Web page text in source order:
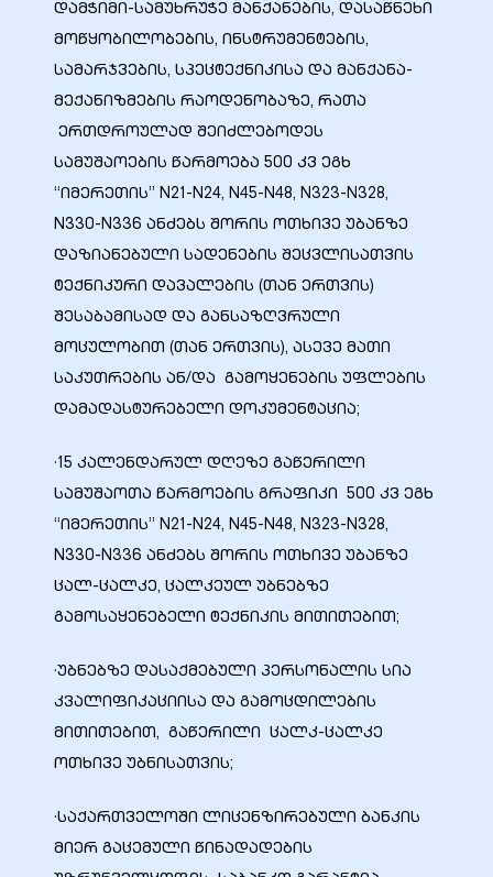
დამჭიმი-სამუხრუჭე მანქანების, დასაწნეხი
მოწყობილობების, ინსტრუმენტების,
სამარჯვების, სპეცტექნიკისა და მანქანა-
მექანიზმების რაოდენობაზე, რათა
ერთდროულად შეიძლებოდეს
სამუშაოების წარმოება 500 კვ ეგხ
“იმერეთის” N21-N24, N45-N48, N323-N328,
N330-N336 ანძებს შორის ოთხივე უბანზე
დაზიანებული სადენების შეცვლისათვის
ტექნიკური დავალების (თან ერთვის)
შესაბამისად და განსაზღვრული
მოცულობით (თან ერთვის), ასევე მათი
საკუთრების ან/და გამოყენების უფლების
დამადასტურებელი დოკუმენტაცია;
·15 კალენდარულ დღეზე გაწერილი
სამუშაოთა წარმოების გრაფიკი 500 კვ ეგხ
“იმერეთის” N21-N24, N45-N48, N323-N328,
N330-N336 ანძებს შორის ოთხივე უბანზე
ცალ-ცალკე, ცალკეულ უბნებზე
გამოსაყენებელი ტექნიკის მითითებით;
·უბნებზე დასაქმებული პერსონალის სია
კვალიფიკაციისა და გამოცდილების
მითითებით, გაწერილი ცალკ-ცალკე
ოთხივე უბნისათვის;
·საქართველოში ლიცენზირებული ბანკის
მიერ გაცემული წინადადების